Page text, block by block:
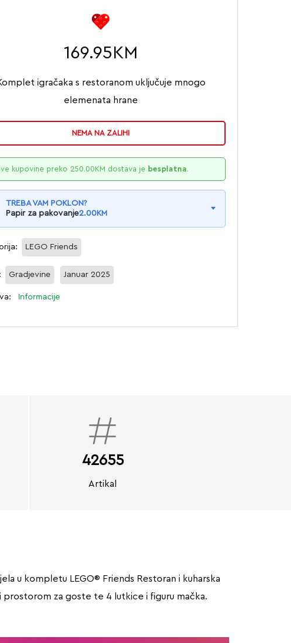
169.95 KM
igračaka s restoranom uključuje mnogo
elemenata hrane
NEMA NA ZALIHI
kupovine preko 250.00KM dostava je besplatna.
TREBA VAM POKLON?
Papir za pakovanje2.00KM
LEGO Friends
Gradjevine Januar 2025
Informacije
42655
Artikal
u kompletu LEGO® Friends Restoran i kuharska
prostorom za goste te 4 lutkice i figuru mačka.